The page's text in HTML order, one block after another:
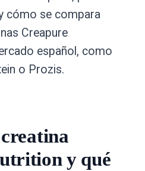
cómo se compara
Creapure
español, como
o Prozis.
y qué